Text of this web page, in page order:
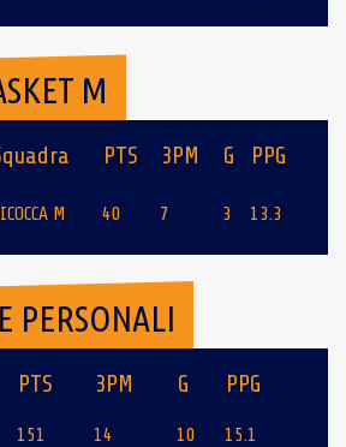
M
PTS 3PM G PPG
M 40 7 3 13.3
PERSONALI
PTS 3PM G PPG
151 14 10
15.1